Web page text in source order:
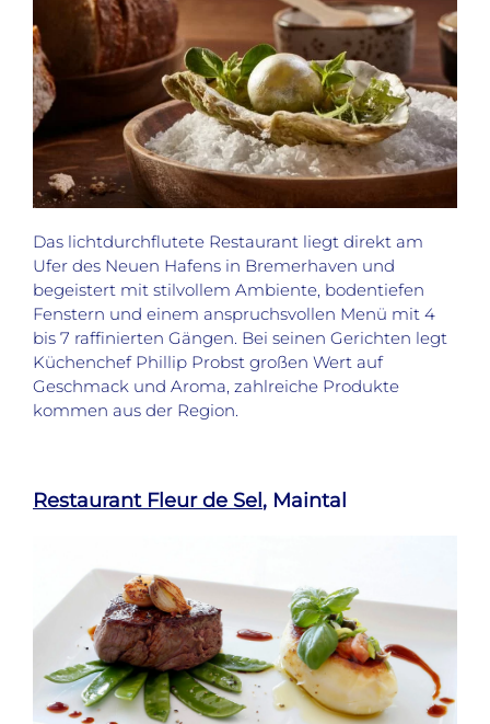
Das lichtdurchflutete Restaurant liegt direkt am
Ufer des Neuen Hafens in Bremerhaven und
begeistert mit stilvollem Ambiente, bodentiefen
Fenstern und einem anspruchsvollen Menü mit 4
bis 7 raffinierten Gängen. Bei seinen Gerichten legt
Küchenchef Phillip Probst großen Wert auf
Geschmack und Aroma, zahlreiche Produkte
kommen aus der Region.
Restaurant Fleur de Sel , Maintal